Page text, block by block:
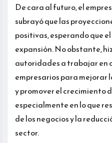
De cara al futuro, el
subrayó que las
positivas, esperando que
expansión. No obstante,
autoridades a trabajar en
empresarios para mejorar
y promover el crecimiento
especialmente en lo que
de los negocios y la
sector.